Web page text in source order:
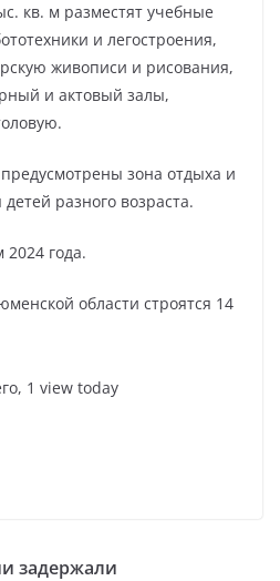
кв. м разместят учебные
и легостроения,
живописи и рисования,
и актовый залы,
зона отдыха и
разного возраста.
2024 года.
области строятся 14
1 view today
задержали